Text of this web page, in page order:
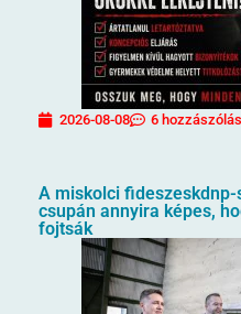
2026-08-08 6 hozzászólás
A miskolci
csupán annyira képes,
fojtsák